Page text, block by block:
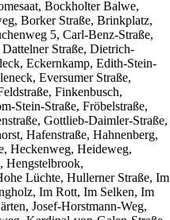
Bockholter Balwe,
Borker Straße, Brinkplatz,
5, Carl-Benz-Straße,
Straße, Dietrich-
Eckernkamp, Edith-Stein-
Eversumer Straße,
Finkenbusch,
Stein-Straße, Fröbelstraße,
Gottlieb-Daimler-Straße,
Hafenstraße, Hahnenberg,
Heckenweg, Heideweg,
Hengstelbrook,
Lüchte, Hullerner Straße, Im
Im Rott, Im Selken, Im
Josef-Horstmann-Weg,